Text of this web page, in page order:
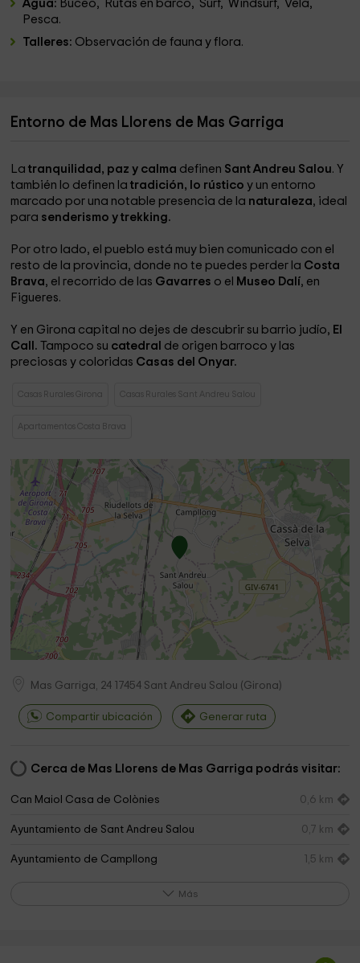
Agua: Buceo, Rutas en barco, Surf, Windsurf, Vela,
Pesca.
Talleres: Observación de fauna y flora.
Entorno de Mas Llorens de Mas Garriga
La tranquilidad, paz y calma definen Sant Andreu Salou. Y
también lo definen latradición, lo rústico y un entorno
marcado por una notable presencia de la naturaleza, ideal
para senderismo y trekking.
Por otro lado, el pueblo está muy bien comunicado con el
resto de la provincia, donde no te puedes perder la Costa
Brava, el recorrido de las Gavarres o el Museo Dalí, en
Figueres.
Y en Girona capital no dejes de descubrir su barrio judío, El
Call. Tampoco su catedral de origen barroco y las
preciosas y coloridas Casas del Onyar.
Casas Rurales Girona Casas Rurales Sant Andreu Salou
Apartamentos Costa Brava
Mas Garriga, 24 17454 Sant Andreu Salou (Girona)
Compartir ubicación Generar ruta
Cerca de Mas Llorens de Mas Garriga podrás visitar:
Can Maiol Casa de Colònies 0,6 km
Ayuntamiento de Sant Andreu Salou 0,7 km
Ayuntamiento de Campllong 1,5 km
Parròquia de Riudellots de la Selva
Más